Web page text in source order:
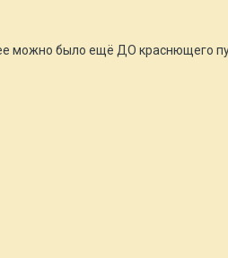
можно было ещё ДО краснющего